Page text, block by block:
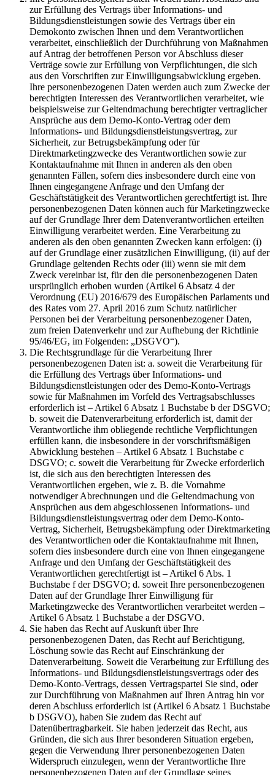
zur Erfüllung des Vertrags über Informations- und
Bildungsdienstleistungen sowie des Vertrags über ein
Demokonto zwischen Ihnen und dem Verantwortlichen
verarbeitet, einschließlich der Durchführung von Maßnahmen
auf Antrag der betroffenen Person vor Abschluss dieser
Verträge sowie zur Erfüllung von Verpflichtungen, die sich
aus den Vorschriften zur Einwilligungsabwicklung ergeben.
Ihre personenbezogenen Daten werden auch zum Zwecke der
berechtigten Interessen des Verantwortlichen verarbeitet, wie
beispielsweise zur Geltendmachung berechtigter vertraglicher
Ansprüche aus dem Demo-Konto-Vertrag oder dem
Informations- und Bildungsdienstleistungsvertrag, zur
Sicherheit, zur Betrugsbekämpfung oder für
Direktmarketingzwecke des Verantwortlichen sowie zur
Kontaktaufnahme mit Ihnen in anderen als den oben
genannten Fällen, sofern dies insbesondere durch eine von
Ihnen eingegangene Anfrage und den Umfang der
Geschäftstätigkeit des Verantwortlichen gerechtfertigt ist. Ihre
personenbezogenen Daten können auch für Marketingzwecke
auf der Grundlage Ihrer dem Datenverantwortlichen erteilten
Einwilligung verarbeitet werden. Eine Verarbeitung zu
anderen als den oben genannten Zwecken kann erfolgen: (i)
auf der Grundlage einer zusätzlichen Einwilligung, (ii) auf der
Grundlage geltenden Rechts oder (iii) wenn sie mit dem
Zweck vereinbar ist, für den die personenbezogenen Daten
ursprünglich erhoben wurden (Artikel 6 Absatz 4 der
Verordnung (EU) 2016/679 des Europäischen Parlaments und
des Rates vom 27. April 2016 zum Schutz natürlicher
Personen bei der Verarbeitung personenbezogener Daten,
zum freien Datenverkehr und zur Aufhebung der Richtlinie
95/46/EG, im Folgenden: „DSGVO“).
Die Rechtsgrundlage für die Verarbeitung Ihrer
personenbezogenen Daten ist: a. soweit die Verarbeitung für
die Erfüllung des Vertrags über Informations- und
Bildungsdienstleistungen oder des Demo-Konto-Vertrags
sowie für Maßnahmen im Vorfeld des Vertragsabschlusses
erforderlich ist – Artikel 6 Absatz 1 Buchstabe b der DSGVO;
b. soweit die Datenverarbeitung erforderlich ist, damit der
Verantwortliche ihm obliegende rechtliche Verpflichtungen
erfüllen kann, die insbesondere in der vorschriftsmäßigen
Abwicklung bestehen – Artikel 6 Absatz 1 Buchstabe c
DSGVO; c. soweit die Verarbeitung für Zwecke erforderlich
ist, die sich aus den berechtigten Interessen des
Verantwortlichen ergeben, wie z. B. die Vornahme
notwendiger Abrechnungen und die Geltendmachung von
Ansprüchen aus dem abgeschlossenen Informations- und
Bildungsdienstleistungsvertrag oder dem Demo-Konto-
Vertrag, Sicherheit, Betrugsbekämpfung oder Direktmarketing
des Verantwortlichen oder die Kontaktaufnahme mit Ihnen,
sofern dies insbesondere durch eine von Ihnen eingegangene
Anfrage und den Umfang der Geschäftstätigkeit des
Verantwortlichen gerechtfertigt ist – Artikel 6 Abs. 1
Buchstabe f der DSGVO; d. soweit Ihre personenbezogenen
Daten auf der Grundlage Ihrer Einwilligung für
Marketingzwecke des Verantwortlichen verarbeitet werden –
Artikel 6 Absatz 1 Buchstabe a der DSGVO.
Sie haben das Recht auf Auskunft über Ihre
personenbezogenen Daten, das Recht auf Berichtigung,
Löschung sowie das Recht auf Einschränkung der
Datenverarbeitung. Soweit die Verarbeitung zur Erfüllung des
Informations- und Bildungsdienstleistungsvertrags oder des
Demo-Konto-Vertrags, dessen Vertragspartei Sie sind, oder
zur Durchführung von Maßnahmen auf Ihren Antrag hin vor
deren Abschluss erforderlich ist (Artikel 6 Absatz 1 Buchstabe
b DSGVO), haben Sie zudem das Recht auf
Datenübertragbarkeit. Sie haben jederzeit das Recht, aus
Gründen, die sich aus Ihrer besonderen Situation ergeben,
gegen die Verwendung Ihrer personenbezogenen Daten
Widerspruch einzulegen, wenn der Verantwortliche Ihre
personenbezogenen Daten auf der Grundlage seines